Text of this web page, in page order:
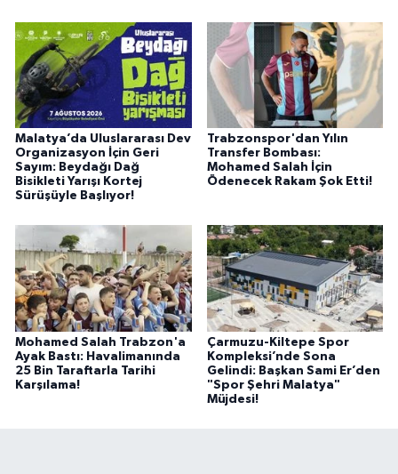
Malatya’da Uluslararası Dev
Organizasyon İçin Geri
Sayım: Beydağı Dağ
Bisikleti Yarışı Kortej
Sürüşüyle Başlıyor!
Trabzonspor'dan Yılın
Transfer Bombası:
Mohamed Salah İçin
Ödenecek Rakam Şok Etti!
Mohamed Salah Trabzon'a
Ayak Bastı: Havalimanında
25 Bin Taraftarla Tarihi
Karşılama!
Çarmuzu-Kiltepe Spor
Kompleksi’nde Sona
Gelindi: Başkan Sami Er’den
"Spor Şehri Malatya"
Müjdesi!